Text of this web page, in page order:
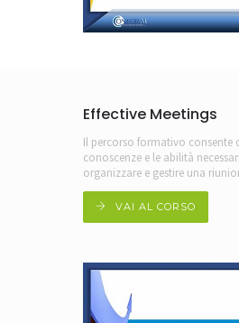
Effective Meetings
Il percorso formativo consente
conoscenze e le abilità
organizzare e gestire una
VAI AL CORSO